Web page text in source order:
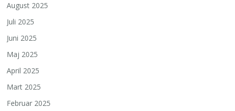
August 2025
Juli 2025
Juni 2025
Maj 2025
April 2025
Mart 2025
Februar 2025